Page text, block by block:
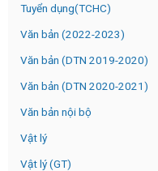
Tuyển dụng(TCHC)
Văn bản (2022-2023)
Văn bản (DTN 2019-2020)
Văn bản (DTN 2020-2021)
Văn bản nội bộ
Vật lý
Vật lý (GT)